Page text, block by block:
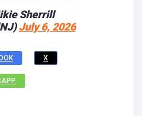
Sherrill
July 6, 2026
X